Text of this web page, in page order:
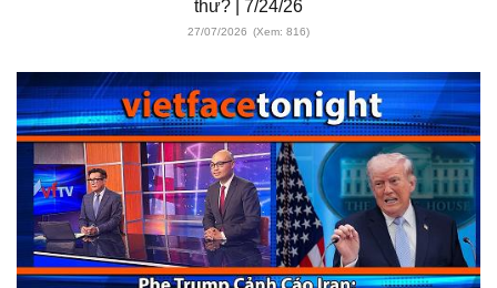
thư? | 7/24/26
27/07/2026 (Xem: 816)